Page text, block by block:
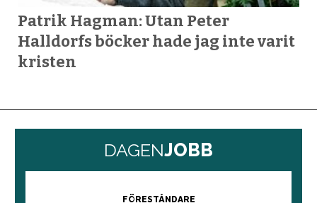
Patrik Hagman: Utan Peter
Halldorfs böcker hade jag inte varit
kristen